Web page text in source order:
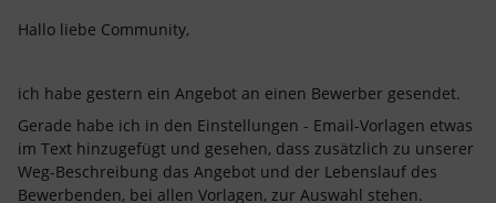
Hallo liebe Community,
ich habe gestern ein Angebot an einen Bewerber gesendet.
Gerade habe ich in den Einstellungen - Email-Vorlagen etwas
im Text hinzugefügt und gesehen, dass zusätzlich zu unserer
Weg-Beschreibung das Angebot und der Lebenslauf des
Bewerbenden, bei allen Vorlagen, zur Auswahl stehen.